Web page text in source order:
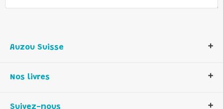
Auzou Suisse
Notre histoire
Nos livres
Suivez-nous